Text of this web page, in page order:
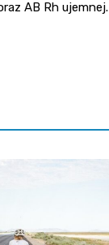
AB Rh ujemnej.